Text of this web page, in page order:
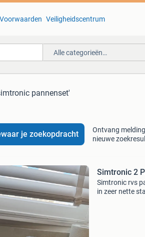
Voorwaarden Veiligheidscentrum
Alle categorieën…
pannenset'
je zoekopdracht
Ontvang
nieuwe
Simtronic 2
Simtronic rvs
in zeer nette